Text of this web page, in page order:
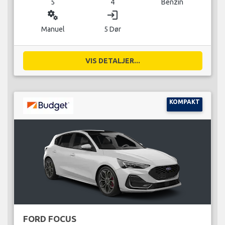
5 4 Benzin
miscellaneous_services
Manuel
login
5 Dør
VIS DETALJER...
KOMPAKT
FORD FOCUS